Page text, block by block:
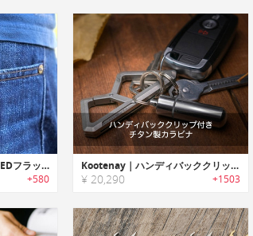
TPC｜マルチツール搭載LEDフラッシュライト付きポケットクリップ「TPC」
+580
Kootenay｜ハンディバッククリップ付きチタン製カラビナ
¥ 20,290 +1503